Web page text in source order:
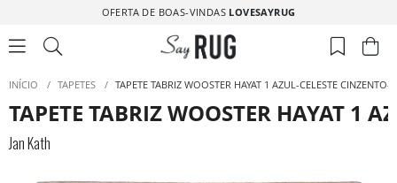
OFERTA DE BOAS-VINDAS LOVESAYRUG
INÍCIO / TAPETES / TAPETE TABRIZ WOOSTER HAYAT 1 AZUL-CELESTE CINZENTO-
TAPETE TABRIZ WOOSTER HAYAT 1
Jan Kath